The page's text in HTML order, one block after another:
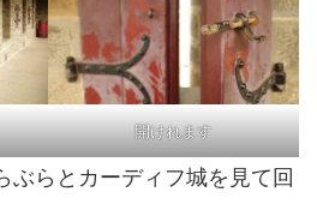
開けれます
ぶらとカーディフ城を見て回